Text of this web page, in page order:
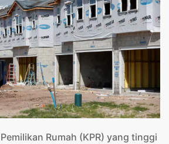
Rumah (KPR) yang tinggi